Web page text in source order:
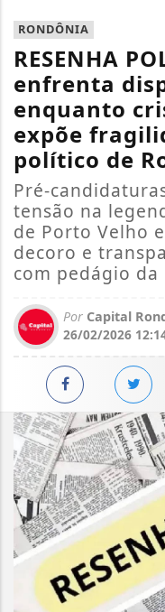
RONDÔNIA
RESENHA
enfrenta
enquanto
expõe
político de
Pré-
tensão na
de Porto Velho
decoro e
com pedágio da
Por Capital
26/02/2026